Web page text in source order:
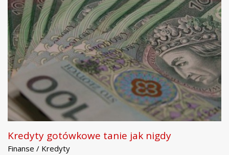
Kredyty gotówkowe tanie jak nigdy
Finanse / Kredyty